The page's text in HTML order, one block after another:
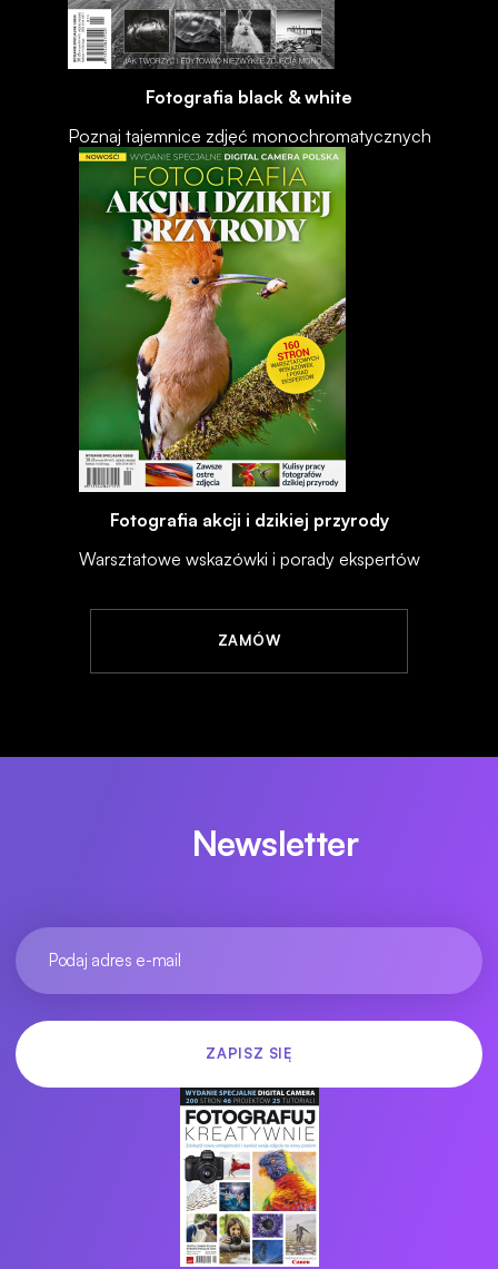
Fotografia black & white
Poznaj tajemnice zdjęć monochromatycznych
Fotografia akcji i dzikiej przyrody
Warsztatowe wskazówki i porady ekspertów
ZAMÓW
Newsletter